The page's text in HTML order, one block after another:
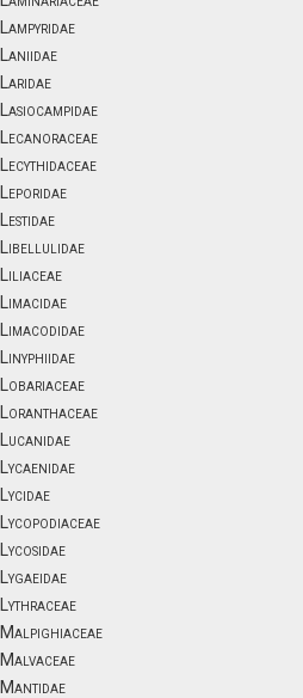
Lampyridae
Laniidae
Laridae
Lasiocampidae
Lecanoraceae
Lecythidaceae
Leporidae
Lestidae
Libellulidae
Liliaceae
Limacidae
Limacodidae
Linyphiidae
Lobariaceae
Loranthaceae
Lucanidae
Lycaenidae
Lycidae
Lycopodiaceae
Lycosidae
Lygaeidae
Lythraceae
Malpighiaceae
Malvaceae
Mantidae